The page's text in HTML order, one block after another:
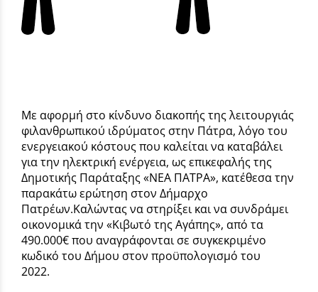
Με αφορμή στο κίνδυνο διακοπής της λειτουργιάς
φιλανθρωπικού ιδρύματος στην Πάτρα, λόγο του
ενεργειακού κόστους που καλείται να καταβάλει
για την ηλεκτρική ενέργεια, ως επικεφαλής της
Δημοτικής Παράταξης «ΝΕΑ ΠΑΤΡΑ», κατέθεσα την
παρακάτω ερώτηση στον Δήμαρχο
Πατρέων.Καλώντας να στηρίξει και να συνδράμει
οικονομικά την «Κιβωτό της Αγάπης», από τα
490.000€ που αναγράφονται σε συγκεκριμένο
κωδικό του Δήμου στον προϋπολογισμό του
2022.